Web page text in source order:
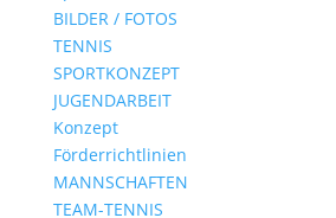
BILDER / FOTOS
TENNIS
SPORTKONZEPT
JUGENDARBEIT
Konzept
Förderrichtlinien
MANNSCHAFTEN
TEAM-TENNIS